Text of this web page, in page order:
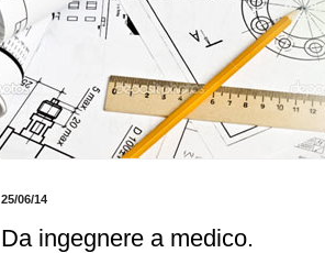
25/06/14
Da ingegnere a medico.